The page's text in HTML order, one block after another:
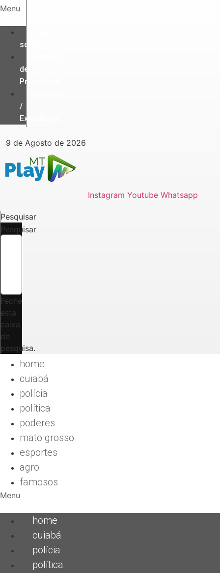
Ir
o
conteúdo
Menu
somos
de
Privacidade
/
Expediente
9 de Agosto de 2026
Instagram Youtube Whatsapp
Pesquisar
Pesquisar
Feche
esta
caixa
de
pesquisa.
home
cuiabá
polícia
política
poderes
mato grosso
esportes
agro
famosos
Menu
home
cuiabá
polícia
política